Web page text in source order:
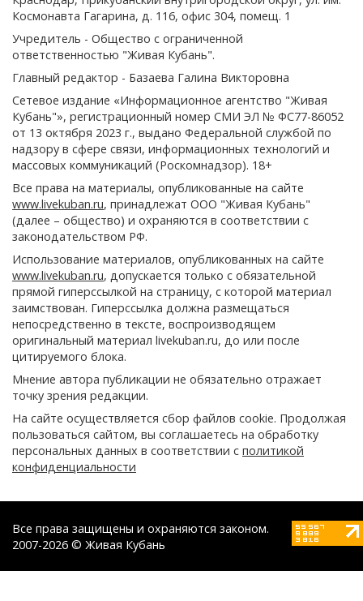
Космонавта Гагарина, д. 116, офис 304, помещ. 1
Учредитель - Общество с ограниченной
ответственностью "Живая Кубань".
Главный редактор - Базаева Галина Викторовна
Сетевое издание «Информационное агентство "Живая
Кубань"», регистрационный номер СМИ ЭЛ № ФС77-86052
от 13 октября 2023 г., выдано Федеральной службой по
надзору в сфере связи, информационных технологий и
массовых коммуникаций (Роскомнадзор). 18+
Все права на материалы, опубликованные на сайте
www.livekuban.ru, принадлежат ООО "Живая Кубань"
(далее – общество) и охраняются в соответствии с
законодательством РФ.
Использование материалов, опубликованных на сайте
www.livekuban.ru, допускается только с обязательной
прямой гиперссылкой на страницу, с которой материал
заимствован. Гиперссылка должна размещаться
непосредственно в тексте, воспроизводящем
оригинальный материал livekuban.ru, до или после
цитируемого блока.
Мнение автора публикации не обязательно отражает
точку зрения редакции.
На сайте осуществляется сбор файлов cookie. Продолжая
пользоваться сайтом, вы соглашаетесь на обработку
персональных данных в соответствии с политикой
конфиденциальности
Все права защищены и охраняются законом.
2007-2026 © Живая Кубань